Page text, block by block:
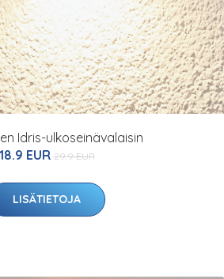
Idris-ulkoseinävalaisin
18.9 EUR 29.9 EUR
LISÄTIETOJA